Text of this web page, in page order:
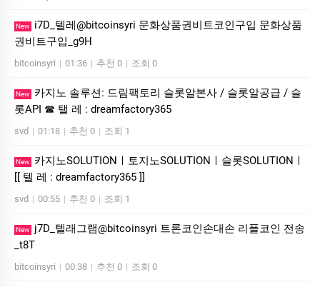
New
i7D_텔레@bitcoinsyri 문화상품권비트코인구입 문화상품
권비트구입_g9H
bitcoinsyri | 01:36 | 추천 0 | 조회 0
New
카지노 솔루션: 드림팩토리 슬롯알본사 / 슬롯알공급 / 슬
롯API ☎ 탤 레 : dreamfactory365
svd | 01:18 | 추천 0 | 조회 1
New
카­지노SOLUTIONㅣ토지노SOLUTIONㅣ슬롯SOLUTIONㅣ
[[ 텔 레 : dreamfactory365 ]]
svd | 00:55 | 추천 0 | 조회 1
New
j7D_텔래그램@bitcoinsyri 트론코인손대손 리플코인 전송
_t8T
bitcoinsyri | 00:38 | 추천 0 | 조회 0